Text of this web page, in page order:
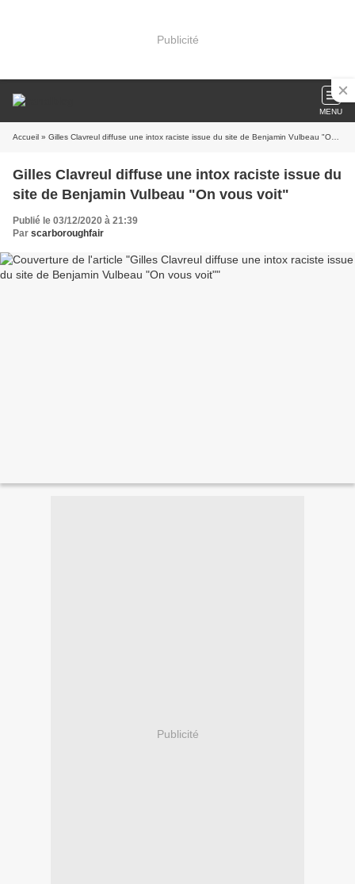
Publicité
MENU
Accueil » Gilles Clavreul diffuse une intox raciste issue du site de Benjamin Vulbeau "On vous voit"
Gilles Clavreul diffuse une intox raciste issue du
site de Benjamin Vulbeau "On vous voit"
Publié le 03/12/2020 à 21:39
Par scarboroughfair
Publicité